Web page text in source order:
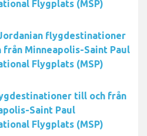
Flygplats (MSP)
flygdestinationer
från Minneapolis-Saint Paul
Flygplats (MSP)
till och från
Saint Paul
Flygplats (MSP)